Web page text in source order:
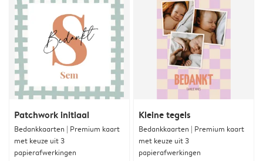
Patchwork initiaal
Bedankkaarten | Premium kaart
met keuze uit 3
papierafwerkingen
Kleine tegels
Bedankkaarten | Premium kaart
met keuze uit 3
papierafwerkingen